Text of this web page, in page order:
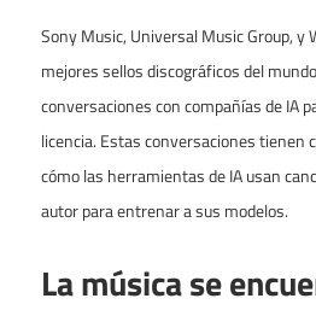
Sony Music, Universal Music Group, y
mejores sellos discográficos del
conversaciones con compañías de IA
licencia. Estas conversaciones tienen
cómo las herramientas de IA usan
autor para entrenar a sus modelos.
La música se